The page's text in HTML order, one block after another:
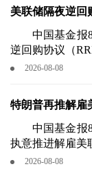
美联储隔夜逆回
中国基金报
逆回购协议（
动性管理节奏。
2026-08-08
特朗普再推解雇
中国基金报
执意推进解雇美
2026-08-08